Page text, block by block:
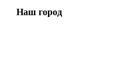
Наш город